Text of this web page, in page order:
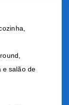
e salão de